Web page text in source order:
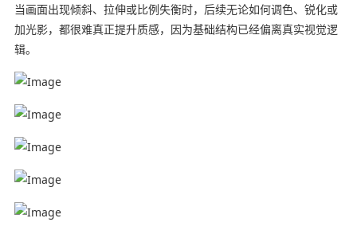
当画面出现倾斜、拉伸或比例失衡时，后续无论如何调色、锐化或
加光影，都很难真正提升质感，因为基础结构已经偏离真实视觉逻
辑。